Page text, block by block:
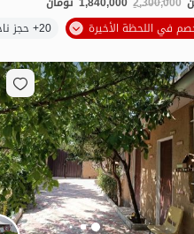
شفة الماء بات نواز20+ حجز ناجح